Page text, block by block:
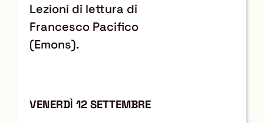
Lezioni di lettura di
Francesco Pacifico
(Emons).
VENERDÌ 12 SETTEMBRE